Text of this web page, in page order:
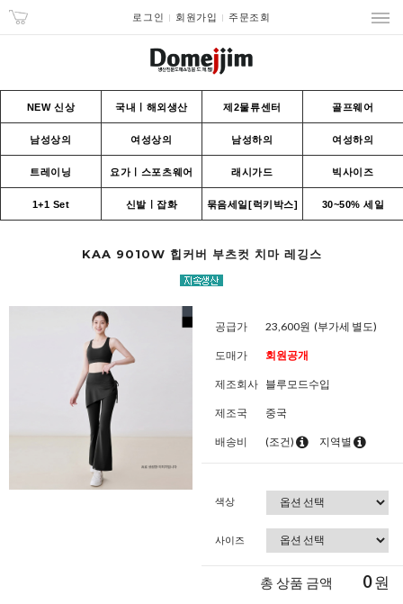
로그인 회원가입 주문조회
NEW 신상 국내ㅣ해외생산 제2물류센터 골프웨어
남성상의 여성상의 남성하의 여성하의
트레이닝 요가ㅣ스포츠웨어 래시가드 빅사이즈
1+1 Set 신발ㅣ잡화 묶음세일[럭키박스] 30~50% 세일
KAA 9010W 힙커버 부츠컷 치마 레깅스
공급가 23,600원 (부가세 별도)
도매가 회원공개
제조회사 블루모드수입
제조국 중국
배송비 (조건) 지역별
색상
사이즈
총 상품 금액 0원